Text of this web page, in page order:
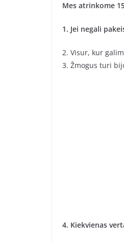
Mes atrinkome
1. Jei negali
2. Visur, kur
3. Žmogus turi
4. Kiekvienas